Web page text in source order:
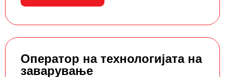
Оператор на технологијата на
заварување